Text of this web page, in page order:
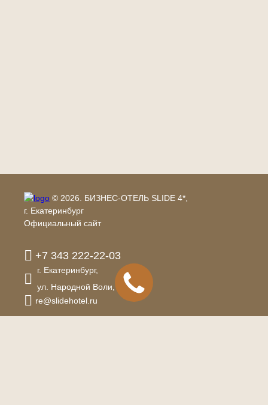
© 2026. БИЗНЕС-ОТЕЛЬ SLIDE 4*,
г. Екатеринбург
Официальный сайт
+7 343 222-22-03
г. Екатеринбург,
ул. Народной Воли,
83
re@slidehotel.ru